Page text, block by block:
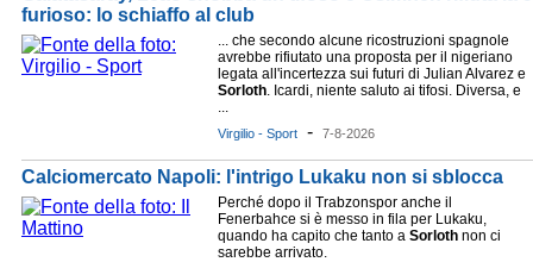
furioso: lo schiaffo al club
... che secondo alcune ricostruzioni spagnole
avrebbe rifiutato una proposta per il nigeriano
legata all'incertezza sui futuri di Julian Alvarez e
Sorloth. Icardi, niente saluto ai tifosi. Diversa, e
...
Virgilio - Sport - 7-8-2026
Calciomercato Napoli: l'intrigo Lukaku non si sblocca
Perché dopo il Trabzonspor anche il
Fenerbahce si è messo in fila per Lukaku,
quando ha capito che tanto a Sorloth non ci
sarebbe arrivato.